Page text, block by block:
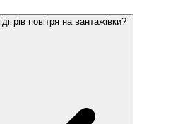
повітря на вантажівки?